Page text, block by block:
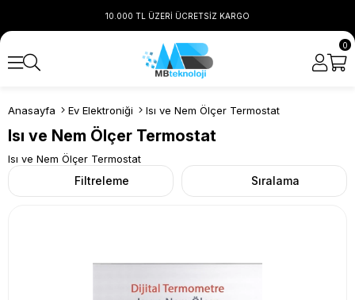
10.000 TL ÜZERİ ÜCRETSİZ KARGO
0
Anasayfa Ev Elektroniği Isı ve Nem Ölçer Termostat
Isı ve Nem Ölçer Termostat
Isı ve Nem Ölçer Termostat
Filtreleme Sıralama